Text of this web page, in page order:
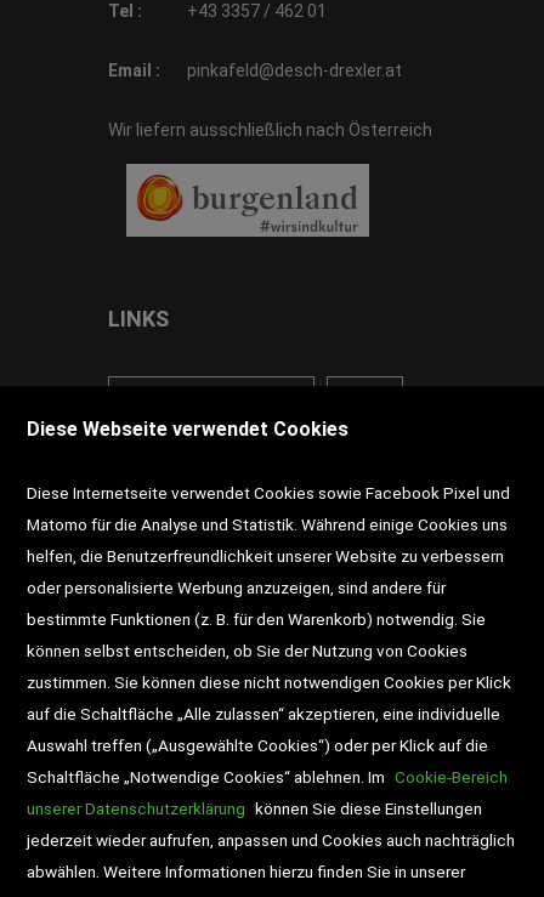
Tel : +43 3357 / 462 01
Email : pinkafeld@desch-drexler.at
Wir liefern ausschließlich nach Österreich
LINKS
Newsletter Schultaschen
Veranstaltungen
Diese Webseite verwendet Cookies
Diese Internetseite verwendet Cookies sowie Facebook Pixel und
Matomo für die Analyse und Statistik. Während einige Cookies uns
helfen, die Benutzerfreundlichkeit unserer Website zu verbessern
oder personalisierte Werbung anzuzeigen, sind andere für
bestimmte Funktionen (z. B. für den Warenkorb) notwendig. Sie
können selbst entscheiden, ob Sie der Nutzung von Cookies
zustimmen. Sie können diese nicht notwendigen Cookies per Klick
auf die Schaltfläche „Alle zulassen“ akzeptieren, eine individuelle
Auswahl treffen („Ausgewählte Cookies“) oder per Klick auf die
Schaltfläche „Notwendige Cookies“ ablehnen. Im Cookie-Bereich
unserer Datenschutzerklärung können Sie diese Einstellungen
jederzeit wieder aufrufen, anpassen und Cookies auch nachträglich
abwählen. Weitere Informationen hierzu finden Sie in unserer